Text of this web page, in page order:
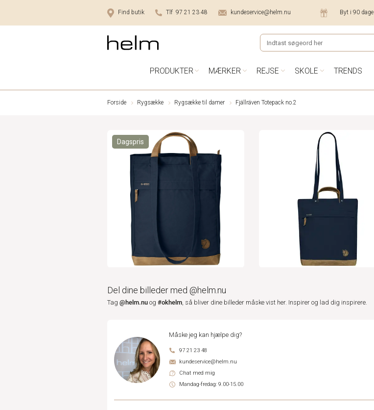
Find butik Tlf 97 21 23 48 kundeservice@helm.nu Byt i 90 dage
PRODUKTER MÆRKER REJSE SKOLE TRENDS
Forside Rygsække Rygsække til damer Fjällräven Totepack no.2
Dagspris
Del dine billeder med @helm.nu
Tag @helm.nu og #okhelm, så bliver dine billeder måske vist her. Inspirer og lad dig inspirere.
Måske jeg kan hjælpe dig?
97 21 23 48
kundeservice@helm.nu
Chat med mig
Mandag-fredag: 9.00-15.00